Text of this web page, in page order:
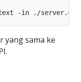
yang sama ke